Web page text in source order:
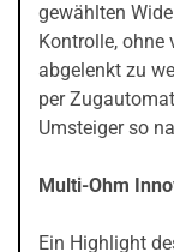
gewählten
Kontrolle, ohne
abgelenkt zu
per
Umsteiger so
Multi-Ohm
Ein Highlight